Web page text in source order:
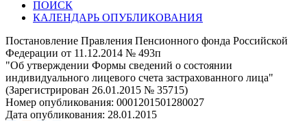
ПОИСК
КАЛЕНДАРЬ ОПУБЛИКОВАНИЯ
Постановление Правления Пенсионного фонда Российской
Федерации от 11.12.2014 № 493п
"Об утверждении Формы сведений о состоянии
индивидуального лицевого счета застрахованного лица"
(Зарегистрирован 26.01.2015 № 35715)
Номер опубликования: 0001201501280027
Дата опубликования: 28.01.2015